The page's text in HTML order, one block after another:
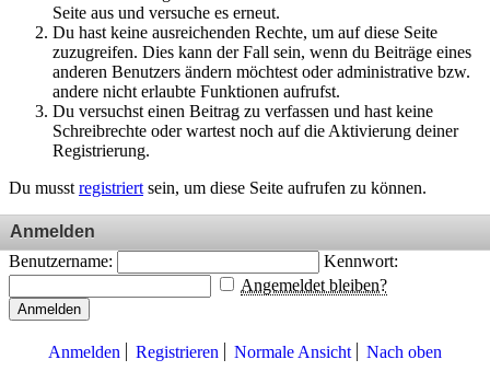
Seite aus und versuche es erneut.
Du hast keine ausreichenden Rechte, um auf diese Seite
zuzugreifen. Dies kann der Fall sein, wenn du Beiträge eines
anderen Benutzers ändern möchtest oder administrative bzw.
andere nicht erlaubte Funktionen aufrufst.
Du versuchst einen Beitrag zu verfassen und hast keine
Schreibrechte oder wartest noch auf die Aktivierung deiner
Registrierung.
Du musst registriert sein, um diese Seite aufrufen zu können.
Anmelden
Benutzername:
Kennwort:
Angemeldet bleiben?
Anmelden
Anmelden Registrieren Normale Ansicht Nach oben